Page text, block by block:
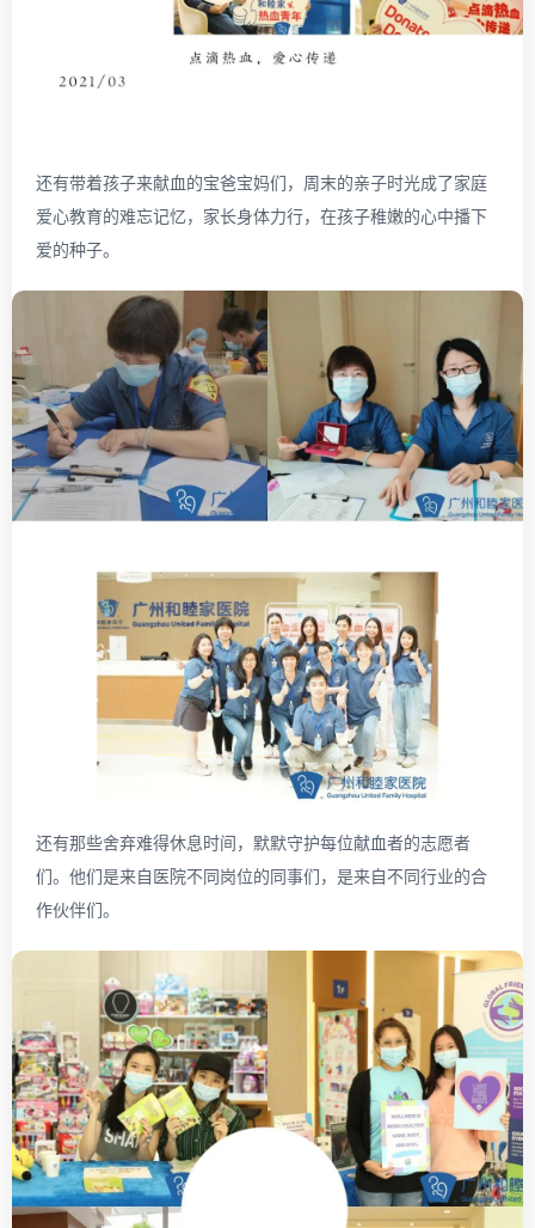
还有带着孩子来献血的宝爸宝妈们，周末的亲子时光成了家庭
爱心教育的难忘记忆，家长身体力行，在孩子稚嫩的心中播下
爱的种子。
还有那些舍弃难得休息时间，默默守护每位献血者的志愿者
们。他们是来自医院不同岗位的同事们，是来自不同行业的合
作伙伴们。